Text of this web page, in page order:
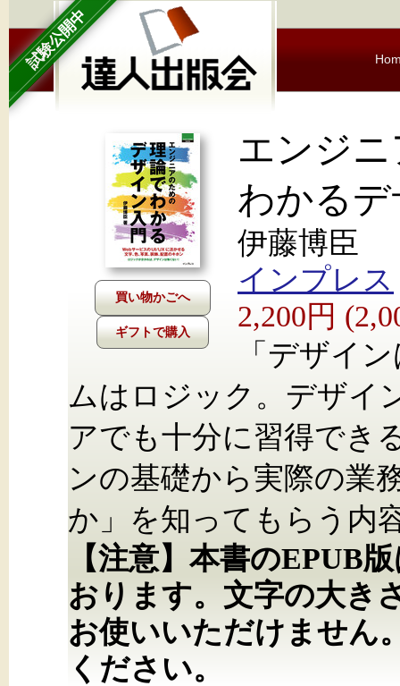
試験公開中
ギフトで購入
エンジ
わかる
伊藤博臣
インプレス
2,200円
「デザイ
ムはロジック。デザイ
アでも十分に習得でき
ンの基礎から実際の業
か」を知ってもらう内
【注意】本書のEPUB
おります。文字の大き
お使いいただけません
ください。